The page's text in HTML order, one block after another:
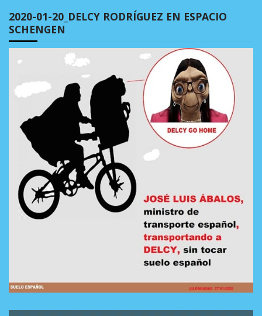
2020-01-20_DELCY RODRÍGUEZ EN ESPACIO
SCHENGEN